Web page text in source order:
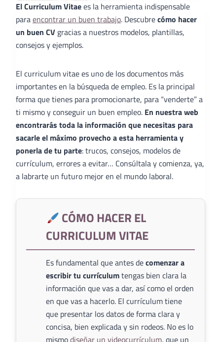
El Curriculum Vitaees la herramienta indispensable
paraencontrar un buen trabajo. Descubrecómo hacer
un buen CV gracias a nuestros modelos, plantillas,
consejos y ejemplos.
El curriculum vitae es uno de los documentos más
importantes en la búsqueda de empleo. Es la principal
forma que tienes para promocionarte, para “venderte” a
ti mismo y conseguir un buen empleo. En nuestra web
encontrarás toda la información que necesitas para
sacarle el máximo provecho a esta herramienta y
ponerla de tu parte: trucos, consejos, modelos de
currículum, errores a evitar… Consúltala y comienza, ya,
a labrarte un futuro mejor en el mundo laboral.
CÓMO HACER EL
CURRICULUM VITAE
Es fundamental que antes decomenzar a
escribir tu currículumtengas bien clara la
información que vas a dar, así como el orden
en que vas a hacerlo. El currículum tiene
que presentar los datos de forma clara y
concisa, bien explicada y sin rodeos. No es lo